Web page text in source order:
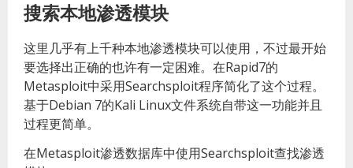
搜索本地渗透模块
这里几乎有上千种本地渗透模块可以使用，不过最开始
要选择出正确的也许有一定困难。在Rapid7的
Metasploit中采用Searchsploit程序简化了这个过程。
基于Debian 7的Kali Linux文件系统自带这一功能并且
过程更简单。
在Metasploit渗透数据库中使用Searchsploit查找渗透